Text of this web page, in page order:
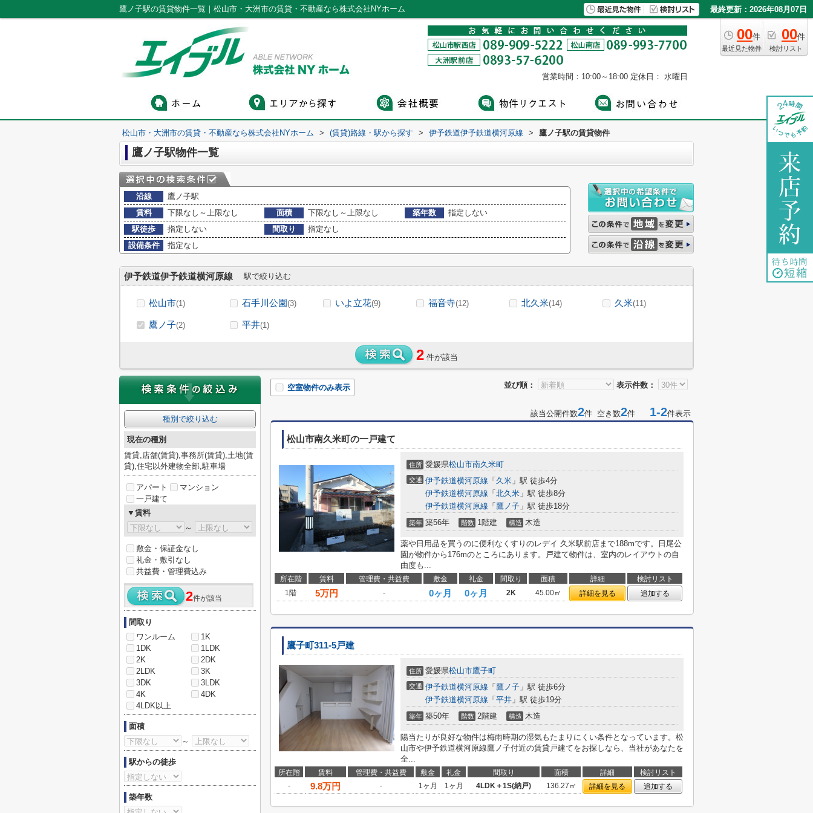
鷹ノ子駅の賃貸物件一覧｜松山市・大洲市の賃貸・不動産なら株式会社NYホーム 最終更新：2026年08月07日
00件
最近見た物件
00件
検討リスト
営業時間：10:00～18:00 定休日： 水曜日
松山市・大洲市の賃貸・不動産なら株式会社NYホーム > (賃貸)路線・駅から探す > 伊予鉄道伊予鉄道横河原線 > 鷹ノ子駅の賃貸物件
鷹ノ子駅物件一覧
沿線
鷹ノ子駅
賃料
下限なし～上限なし 面積 下限なし～上限なし 築年数
指定しない
駅徒歩
指定しない 間取り
指定なし
設備条件
指定なし
伊予鉄道伊予鉄道横河原線 駅で絞り込む
松山市(1) 石手川公園(3) いよ立花(9) 福音寺(12) 北久米(14) 久米(11)
鷹ノ子(2) 平井(1)
2 件が該当
並び順： 表示件数：
空室物件のみ表示
該当公開件数2件 空き数2件 1-2件表示
松山市南久米町の一戸建て
住所 愛媛県松山市南久米町
交通 伊予鉄道横河原線 「 久米 」駅 徒歩4分
伊予鉄道横河原線 「 北久米 」駅 徒歩8分
伊予鉄道横河原線 「 鷹ノ子 」駅 徒歩18分
築年 築56年 階数 1階建 構造 木造
薬や日用品を買うのに便利なくすりのレデイ 久米駅前店まで188mです。日尾公
園が物件から176mのところにあります。戸建て物件は、室内のレイアウトの自
由度も...
所在階 賃料 管理費・共益費 敷金 礼金 間取り 面積 詳細
検討リスト
1階
5万円 - 0ヶ月 0ヶ月 2K 45.00㎡ 詳細を見る 追加する
鷹子町311-5戸建
住所 愛媛県松山市鷹子町
交通 伊予鉄道横河原線 「 鷹ノ子 」駅 徒歩6分
伊予鉄道横河原線 「 平井 」駅 徒歩19分
築年 築50年 階数 2階建 構造 木造
陽当たりが良好な物件は梅雨時期の湿気もたまりにくい条件となっています。松
山市や伊予鉄道横河原線鷹ノ子付近の賃貸戸建てをお探しなら、当社があなたを
全...
所在階 賃料 管理費・共益費 敷金 礼金 間取り 面積 詳細
検討リスト
-
9.8万円 - 1ヶ月 1ヶ月 4LDK＋1S(納戸) 136.27㎡ 詳細を見る 追加する
種別で絞り込む
現在の種別
賃貸,店舗(賃貸),事務所(賃貸),土地(賃
貸),住宅以外建物全部,駐車場
アパート
マンション
一戸建て
▼賃料
～
敷金・保証金なし
礼金・敷引なし
共益費・管理費込み
2件が該当
間取り
ワンルーム
1K
1DK
1LDK
2K
2DK
2LDK
3K
3DK
3LDK
4K
4DK
4LDK以上
面積
～
駅からの徒歩
築年数